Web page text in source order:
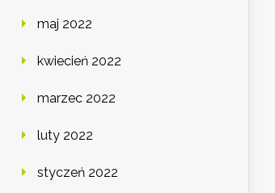
maj 2022
kwiecień 2022
marzec 2022
luty 2022
styczeń 2022